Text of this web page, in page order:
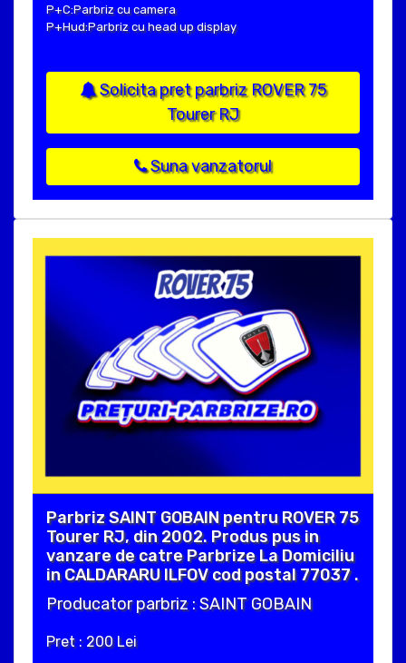
P+C:Parbriz cu camera
P+Hud:Parbriz cu head up display
Solicita pret parbriz ROVER 75
Tourer RJ
Suna vanzatorul
Parbriz SAINT GOBAIN pentru ROVER 75
Tourer RJ, din 2002. Produs pus in
vanzare de catre Parbrize La Domiciliu
in CALDARARU ILFOV cod postal 77037 .
Producator parbriz : SAINT GOBAIN
Pret : 200 Lei